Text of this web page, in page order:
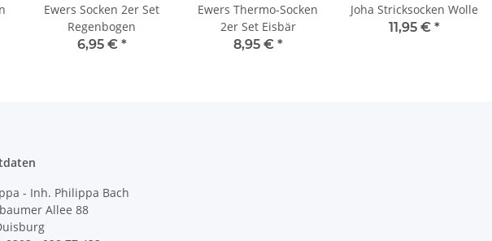
Ewers Socken 2er Set
Regenbogen
6,95 € *
Ewers Thermo-Socken
2er Set Eisbär
8,95 € *
Joha Stricksocken Wolle
11,95 € *
- Inh. Philippa Bach
Allee 88